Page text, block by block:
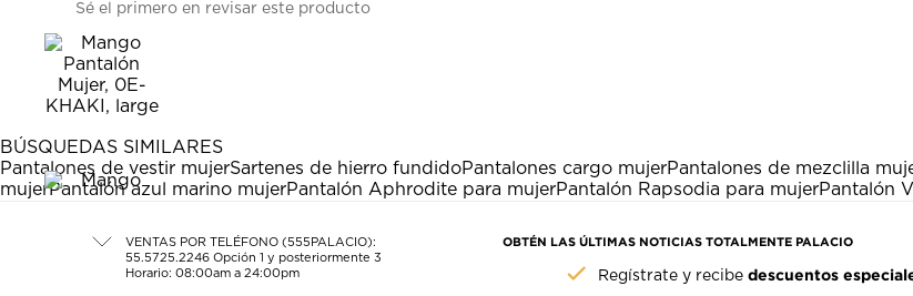
para
calificar
el
artículo
con
estrella
Esta
acción
abrirá
formulario
para
el
artículo
con
2
estrellas.
Esta
acción
abrirá
formulario
de
para
3
estrellas.
Esta
acción
abrirá
formulario
de
para
estrellas.
Esta
acción
abrirá
formulario
de
para
Esta
acción
abrirá
formulario
de
envío.
Sé el primero en revisar este producto
BÚSQUEDAS SIMILARES
Pantalones de vestir mujerSartenes de hierro fundidoPantalones cargo mujerPantalones de mezclilla
mujerPantalón azul marino mujerPantalón Aphrodite para mujerPantalón Rapsodia para mujerPantalón
VENTAS POR TELÉFONO (555PALACIO):
55.5725.2246 Opción 1 y posteriormente 3
Horario: 08:00am a 24:00pm
OBTÉN LAS ÚLTIMAS NOTICIAS TOTALMENTE PALACIO
Regístrate y recibedescuentos